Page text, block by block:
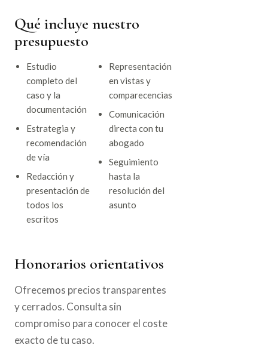
Qué incluye nuestro
presupuesto
Estudio
completo del
caso y la
documentación
Estrategia y
recomendación
de vía
Redacción y
presentación de
todos los
escritos
Representación
en vistas y
comparecencias
Comunicación
directa con tu
abogado
Seguimiento
hasta la
resolución del
asunto
Honorarios orientativos
Ofrecemos precios transparentes
y cerrados. Consulta sin
compromiso para conocer el coste
exacto de tu caso.